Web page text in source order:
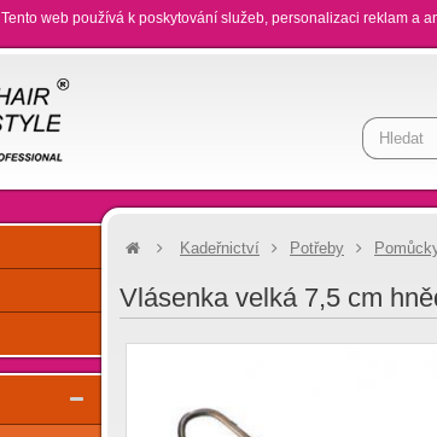
Tento web používá k poskytování služeb, personalizaci reklam a
Kadeřnictví Potřeby
Vlásenka velká 7,5 cm